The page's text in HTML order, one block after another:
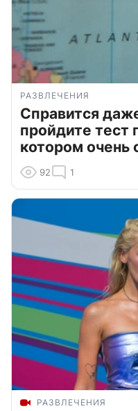
РАЗВЛЕЧЕНИЯ
Справится
пройдите тест
котором очень
92 1
РАЗВЛЕЧЕНИЯ